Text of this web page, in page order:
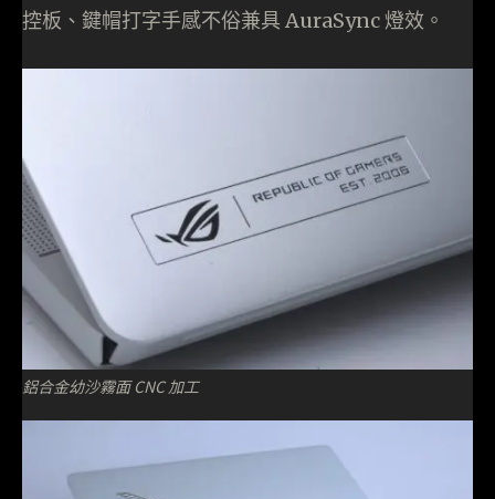
控板、鍵帽打字手感不俗兼具 AuraSync 燈效。
鋁合金幼沙霧面 CNC 加工